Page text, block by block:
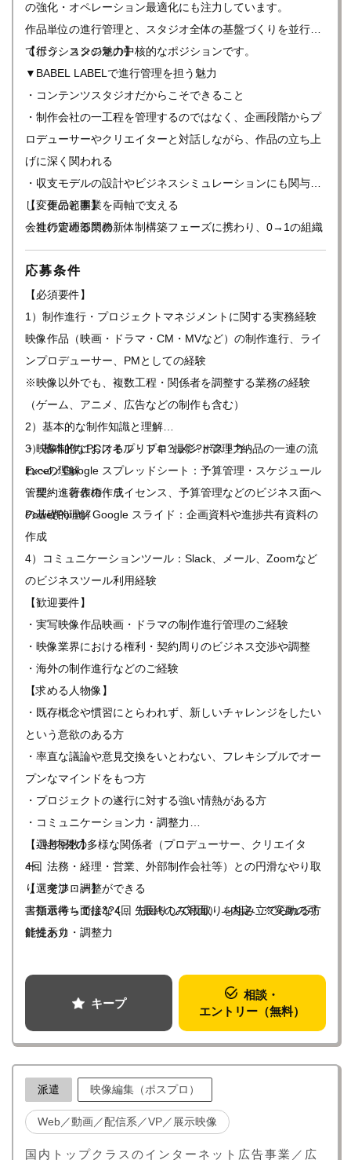
の強化・オペレーション最適化にも注力しています。
作品単位の進行管理と、スタジオ全体の基盤づくりを並行し
て行う、スタジオの中核的なポジションです。
【ポジションの魅力】
▼BABEL LABELで進行管理を担う魅力
・コンテンツスタジオだからこそできること
・制作会社の一工程を管理するのではなく、企画段階からプ
ロデューサーやクリエイターと対話しながら、作品の立ち上
げに深く関われる
・収支モデルの設計やビジネスシミュレーションにも関与
し、作品と事業を両軸で支える
・進行管理部門の新体制構築フェーズに携わり、0→1の組織
づくりに関われる
・グローバル市場も視野に、IPビジネスの創出・最大化を目
指す新たな挑戦に立ち会える
・多様なジャンル・形態の作品が並行して動く中で、コンテ
ンツスタジオ全体の制作基盤を構築できる
※ゆくゆくは海外との共同制作の管理体制構築も一緒にお願
いいと考えています。
【変更の範囲】
会社の定める業務
応募条件
【必須要件】
1）制作進行・プロジェクトマネジメントに関する実務経験
映像作品（映画・ドラマ・CM・MVなど）の制作進行、ライ
ンプロデューサー、PMとしての経験
※映像以外でも、複数工程・関係者を調整する業務の経験
（ゲーム、アニメ、広告などの制作も含む）
2）基本的な制作知識と理解
・映像制作におけるプリプロ?撮影?ポスト?納品の一連の流
れへの理解
・契約・著作権・ライセンス、予算管理などのビジネス面へ
の基礎的理解
3）基本的なPCスキル・ドキュメント管理力
Excel／Google スプレッドシート：予算管理・スケジュール
管理・進行表の作成
PowerPoint／Google スライド：企画資料や進捗共有資料の
作成
4）コミュニケーションツール：Slack、メール、Zoomなど
のビジネスツール利用経験
【歓迎要件】
・実写映像作品映画・ドラマの制作進行管理のご経験
・映像業界における権利・契約周りのビジネス交渉や調整
・海外の制作進行などのご経験
【求める人物像】
・既存概念や慣習にとらわれず、新しいチャレンジをしたい
という意欲のある方
・率直な議論や意見交換をいとわない、フレキシブルでオー
プンなマインドをもつ方
・プロジェクトの遂行に対する強い情熱がある方
・コミュニケーション力・調整力
- 社内外の多様な関係者（プロデューサー、クリエイタ
ー、法務・経理・営業、外部制作会社等）との円滑なやり取
り・交渉・調整ができる
・指示待ちではなく、先回りして段取りを組み立てられる方
針提示力・調整力
【選考回数】
4回
【選考フロー】
書類選考→面接3?4回（最終のみ対面）→内定 ※変動の可
能性あり
キープ
相談・
エントリー（無料）
派遣 映像編集（ポスプロ）
Web／動画／配信系／VP／展示映像
国内トップクラスのインターネット広告事業／広